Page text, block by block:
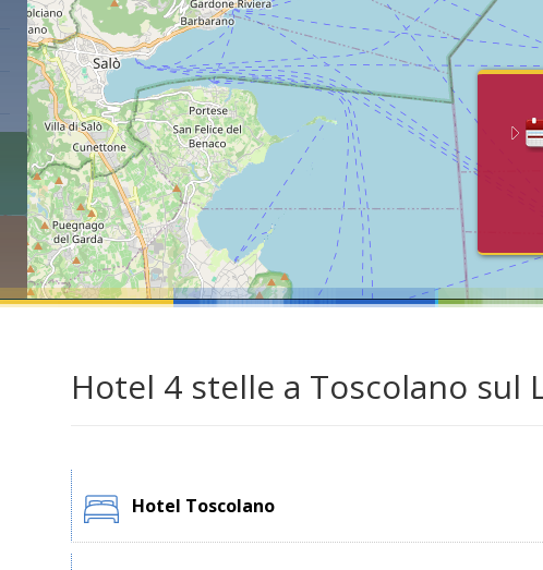
Hotel 4 stelle a Toscolano sul
Hotel Toscolano